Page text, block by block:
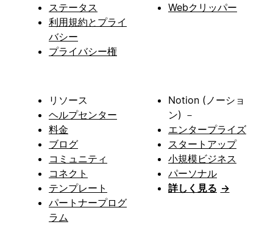
ステータス
利用規約とプライ
バシー
プライバシー権
Webクリッパー
リソース
ヘルプセンター
料金
ブログ
コミュニティ
コネクト
テンプレート
パートナープログ
ラム
Notion (ノーショ
ン) －
エンタープライズ
スタートアップ
小規模ビジネス
パーソナル
詳しく見る →